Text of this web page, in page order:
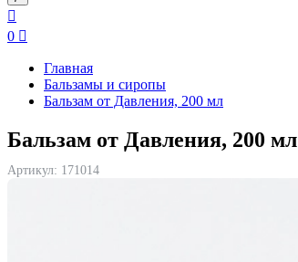
0
Главная
Бальзамы и сиропы
Бальзам от Давления, 200 мл
Бальзам от Давления, 200 мл
Артикул: 171014